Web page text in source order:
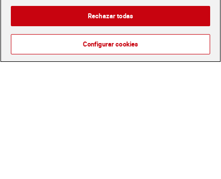
8,25 € (8,25 €/LITRO)
Añadir
8,59 € (8,59 €/LITRO)
Añadir
Rechazar todas
Configurar cookies